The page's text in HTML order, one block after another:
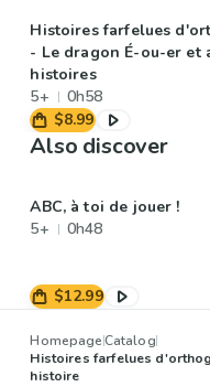
Histoires farfelues
- Le dragon É-ou-er et
histoires
5+
0h58
$8.99
Also discover
ABC, à toi de jouer !
5+
0h48
$12.99
HomepageCatalog
Histoires farfelues
histoire